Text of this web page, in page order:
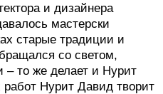
и дизайнера
мастерски
старые традиции и
со светом,
то же делает и Нурит
Нурит Давид творит